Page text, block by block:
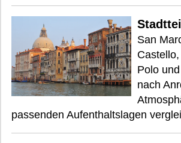
San
Polo
nach
passenden Aufenthaltslagen